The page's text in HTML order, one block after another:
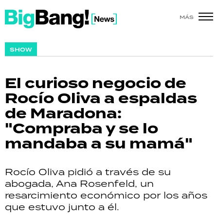
MÁS
SHOW
El curioso negocio de
Rocío Oliva a espaldas
de Maradona:
"Compraba y se lo
mandaba a su mamá"
Rocío Oliva pidió a través de su
abogada, Ana Rosenfeld, un
resarcimiento económico por los años
que estuvo junto a él.
SHOW
ACTUALIDAD
POLICIALES
ECONOMÍA
SALUD
DEPORTES